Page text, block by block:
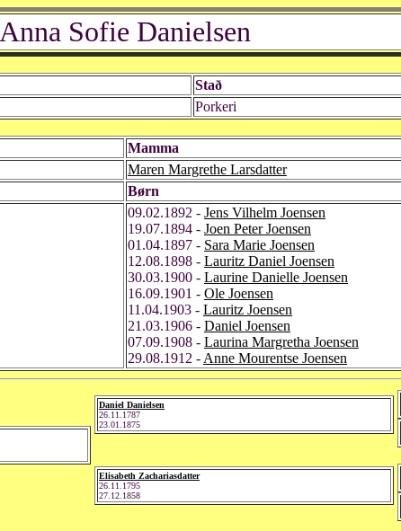
Anna Sofie Danielsen
Stað
Porkeri
Mamma
Maren Margrethe Larsdatter
Børn
09.02.1892 - Jens Vilhelm Joensen
19.07.1894 - Joen Peter Joensen
01.04.1897 - Sara Marie Joensen
12.08.1898 - Lauritz Daniel Joensen
30.03.1900 - Laurine Danielle Joensen
16.09.1901 - Ole Joensen
11.04.1903 - Lauritz Joensen
21.03.1906 - Daniel Joensen
07.09.1908 - Laurina Margretha Joensen
29.08.1912 - Anne Mourentse Joensen
Daniel Danielsen
26.11.1787
23.01.1875
Elisabeth Zachariasdatter
26.11.1795
27.12.1858